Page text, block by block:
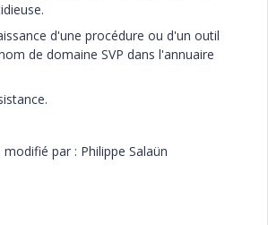
d'une procédure ou d'un outil
de domaine SVP dans l'annuaire
par : Philippe Salaün